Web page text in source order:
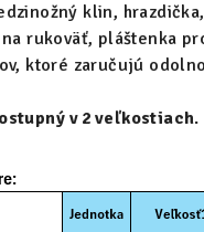
klin,
rukoväť, pláštenka
ktoré zaručujú
v 2 veľkostiach.